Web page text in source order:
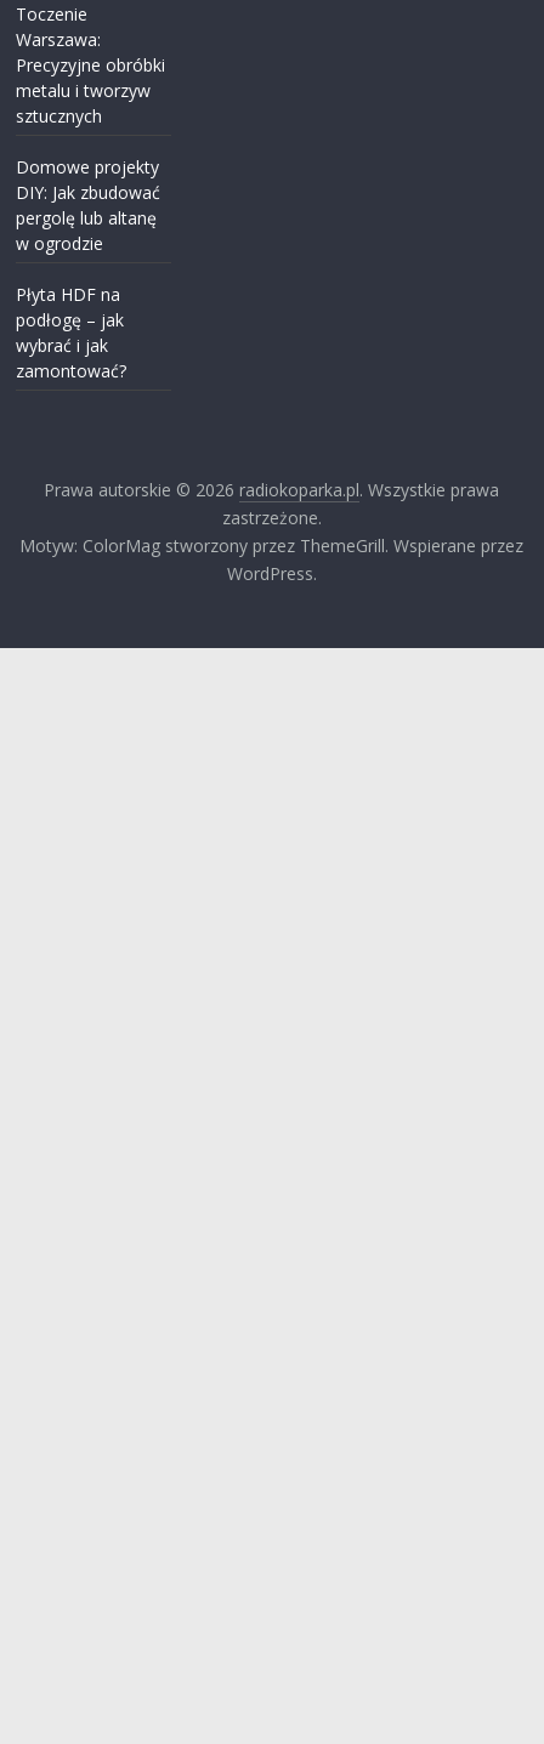
Toczenie
Warszawa:
Precyzyjne obróbki
metalu i tworzyw
sztucznych
Domowe projekty
DIY: Jak zbudować
pergolę lub altanę
w ogrodzie
Płyta HDF na
podłogę – jak
wybrać i jak
zamontować?
Prawa autorskie © 2026 radiokoparka.pl. Wszystkie prawa
zastrzeżone.
Motyw: ColorMag stworzony przez ThemeGrill. Wspierane przez
WordPress.